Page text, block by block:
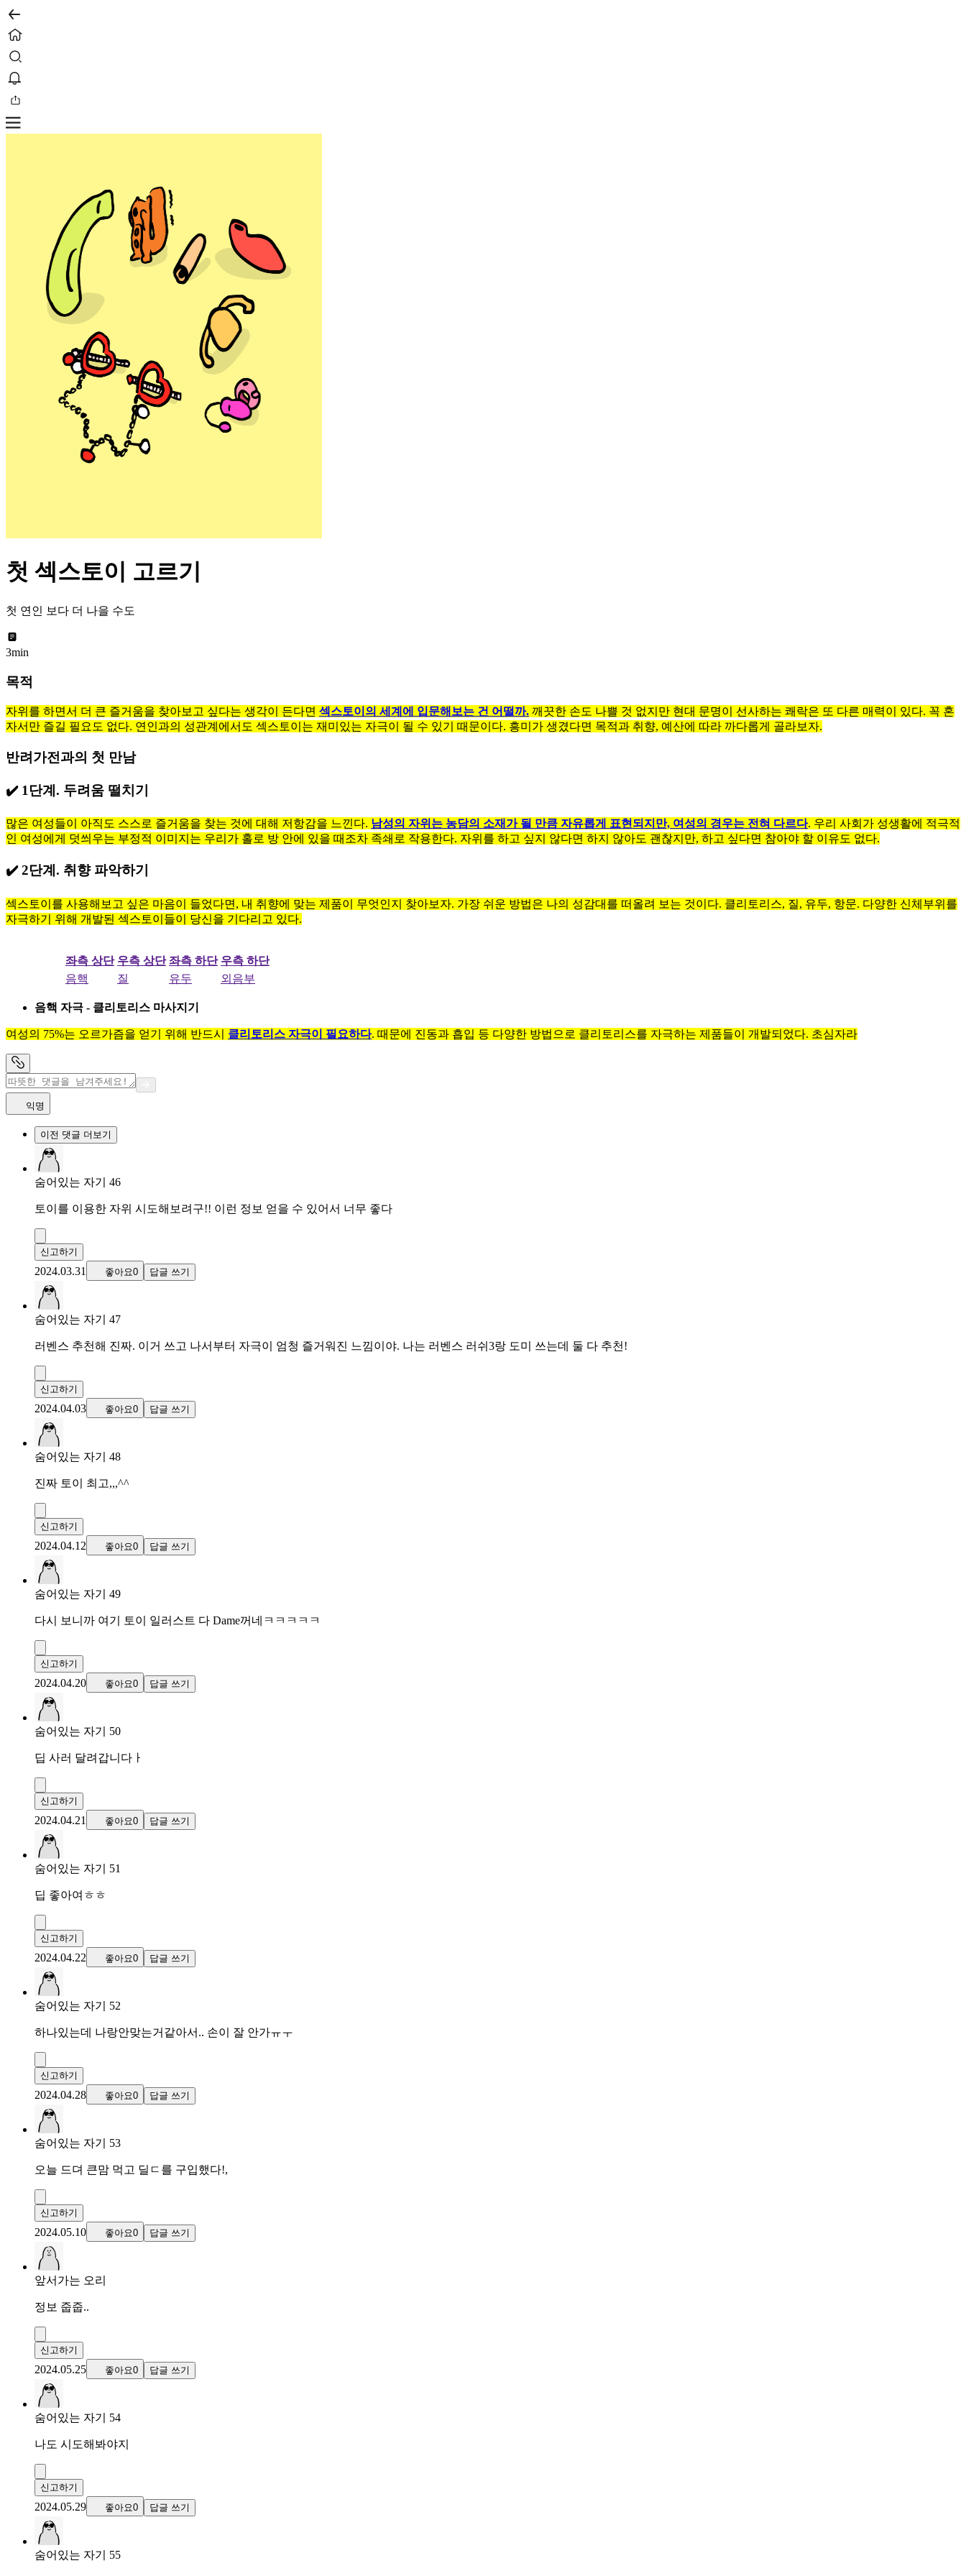
첫 섹스토이 고르기
첫 연인 보다 더 나을 수도
3min
목적
자위를 하면서 더 큰 즐거움을 찾아보고 싶다는 생각이 든다면 섹스토이의 세계에 입문해보는 건 어떨까. 깨끗한 손도 나쁠 것 없지만 현대 문명이 선사하는 쾌락은 또 다른 매력이 있다. 꼭 혼
자서만 즐길 필요도 없다. 연인과의 성관계에서도 섹스토이는 재미있는 자극이 될 수 있기 때문이다. 흥미가 생겼다면 목적과 취향, 예산에 따라 까다롭게 골라보자.
반려가전과의 첫 만남
✔️ 1단계. 두려움 떨치기
많은 여성들이 아직도 스스로 즐거움을 찾는 것에 대해 저항감을 느낀다. 남성의 자위는 농담의 소재가 될 만큼 자유롭게 표현되지만, 여성의 경우는 전혀 다르다. 우리 사회가 성생활에 적극적
인 여성에게 덧씌우는 부정적 이미지는 우리가 홀로 방 안에 있을 때조차 족쇄로 작용한다. 자위를 하고 싶지 않다면 하지 않아도 괜찮지만, 하고 싶다면 참아야 할 이유도 없다.
✔️ 2단계. 취향 파악하기
섹스토이를 사용해보고 싶은 마음이 들었다면, 내 취향에 맞는 제품이 무엇인지 찾아보자. 가장 쉬운 방법은 나의 성감대를 떠올려 보는 것이다. 클리토리스, 질, 유두, 항문. 다양한 신체부위를
자극하기 위해 개발된 섹스토이들이 당신을 기다리고 있다.
좌측 상단 우측 상단 좌측 하단 우측 하단
음핵
질 유두 외음부
음핵 자극 - 클리토리스 마사지기
여성의 75%는 오르가즘을 얻기 위해 반드시 클리토리스 자극이 필요하다. 때문에 진동과 흡입 등 다양한 방법으로 클리토리스를 자극하는 제품들이 개발되었다. 초심자라
익명
이전 댓글 더보기
숨어있는 자기 46
토이를 이용한 자위 시도해보려구!! 이런 정보 얻을 수 있어서 너무 좋다
신고하기
2024.03.31 좋아요0 답글 쓰기
숨어있는 자기 47
러벤스 추천해 진짜. 이거 쓰고 나서부터 자극이 엄청 즐거워진 느낌이야. 나는 러벤스 러쉬3랑 도미 쓰는데 둘 다 추천!
신고하기
2024.04.03 좋아요0 답글 쓰기
숨어있는 자기 48
진짜 토이 최고,,,^^
신고하기
2024.04.12 좋아요0 답글 쓰기
숨어있는 자기 49
다시 보니까 여기 토이 일러스트 다 Dame꺼네ㅋㅋㅋㅋㅋ
신고하기
2024.04.20 좋아요0 답글 쓰기
숨어있는 자기 50
딥 사러 달려갑니다ㅏ
신고하기
2024.04.21 좋아요0 답글 쓰기
숨어있는 자기 51
딥 좋아여ㅎㅎ
신고하기
2024.04.22 좋아요0 답글 쓰기
숨어있는 자기 52
하나있는데 나랑안맞는거같아서.. 손이 잘 안가ㅠㅜ
신고하기
2024.04.28 좋아요0 답글 쓰기
숨어있는 자기 53
오늘 드뎌 큰맘 먹고 딜ㄷ를 구입했다!,
신고하기
2024.05.10 좋아요0 답글 쓰기
앞서가는 오리
정보 줍줍..
신고하기
2024.05.25 좋아요0 답글 쓰기
숨어있는 자기 54
나도 시도해봐야지
신고하기
2024.05.29 좋아요0 답글 쓰기
숨어있는 자기 55